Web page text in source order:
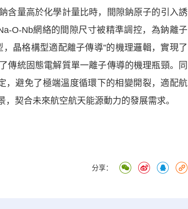
含量高於化學計量比時，間隙鈉原子的引入誘
O-Nb網絡的間隙尺寸被精準調控，為鈉離子
晶格構型適配離子傳導”的機理邏輯，實現了
傳統固態電解質單一離子傳導的機理瓶頸。同
，避免了極端溫度循環下的相變開裂，適配航
契合未來航空航天能源動力的發展需求。
分享：